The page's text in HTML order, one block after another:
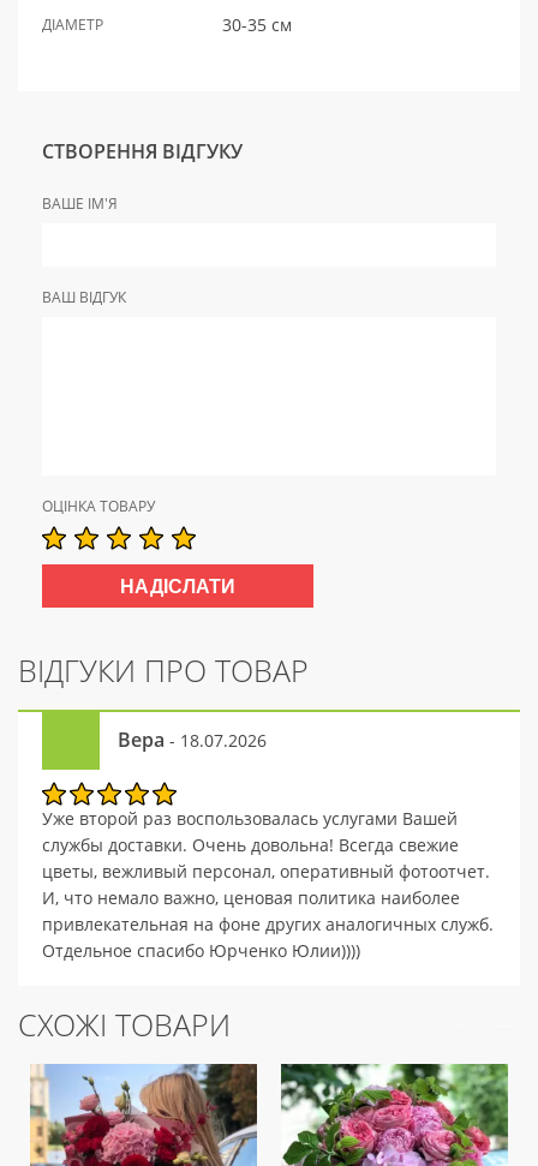
ДІАМЕТР 30-35 см
СТВОРЕННЯ ВІДГУКУ
ВАШЕ ІМ'Я
ВАШ ВІДГУК
ОЦІНКА ТОВАРУ
ВІДГУКИ ПРО ТОВАР
Вера - 18.07.2026
Уже второй раз воспользовалась услугами Вашей
службы доставки. Очень довольна! Всегда свежие
цветы, вежливый персонал, оперативный фотоотчет.
И, что немало важно, ценовая политика наиболее
привлекательная на фоне других аналогичных служб.
Отдельное спасибо Юрченко Юлии))))
СХОЖІ ТОВАРИ